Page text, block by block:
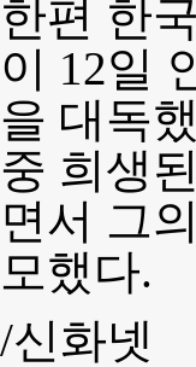
한편 한
이 12일
을 대독
중 희생
면서 그
모했다.
/신화넷